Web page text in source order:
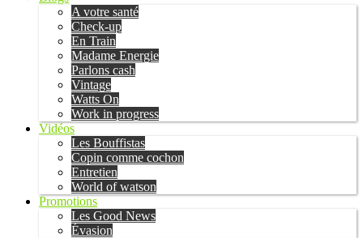
A votre santé
Check-up
En Train
Madame Energie
Parlons cash
Vintage
Watts On
Work in progress
Vidéos
Les Bouffistas
Copin comme cochon
Entretien
World of watson
Promotions
Les Good News
Évasion